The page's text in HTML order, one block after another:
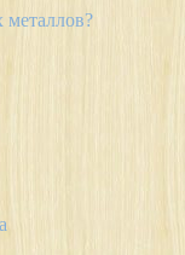
металлов?